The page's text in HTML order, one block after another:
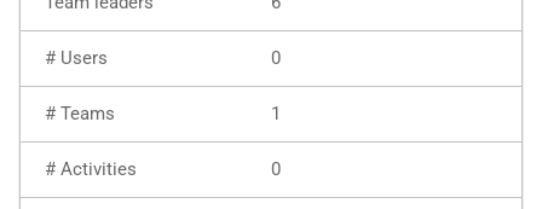
0
1
0